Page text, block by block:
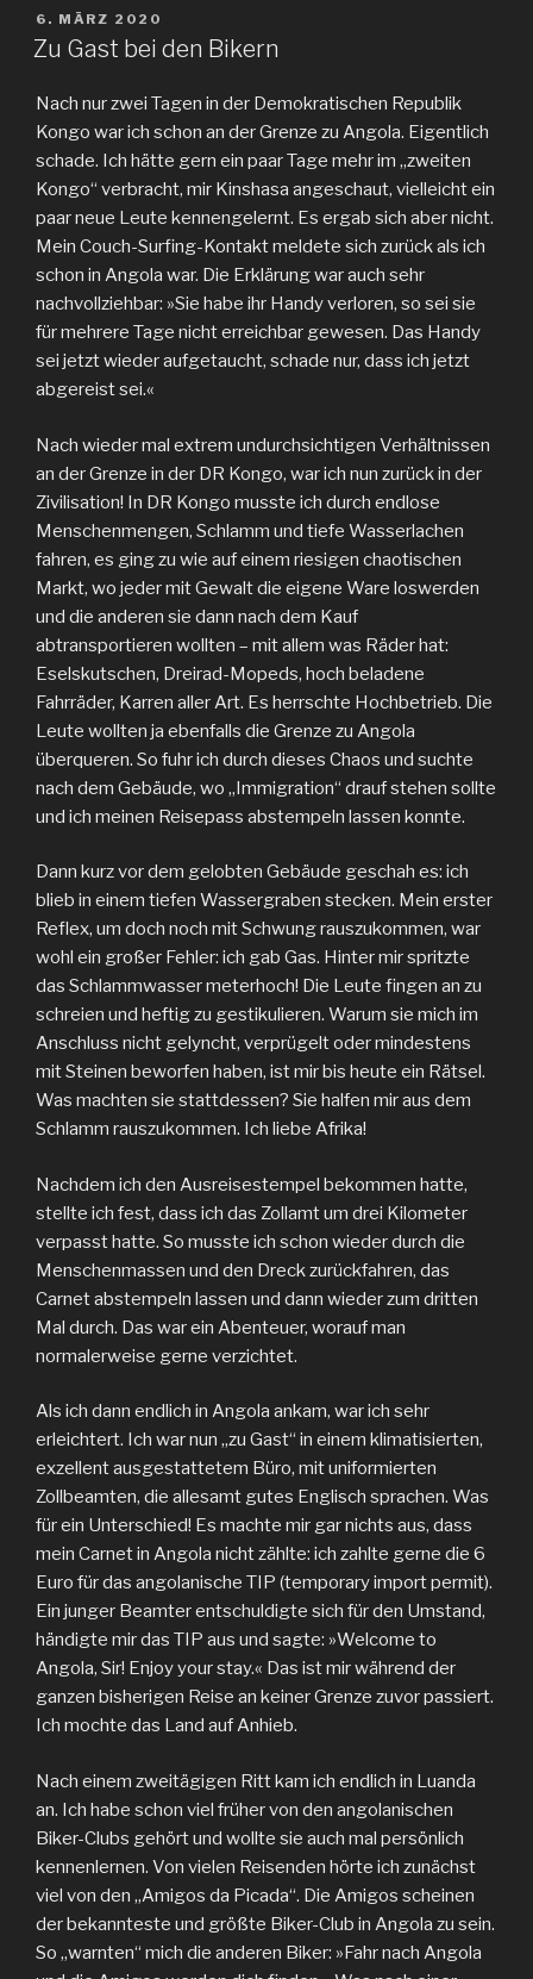
VERÖFFENTLICHT
AM
6. MÄRZ 2020
Zu Gast bei den Bikern
Nach nur zwei Tagen in der Demokratischen Republik
Kongo war ich schon an der Grenze zu Angola. Eigentlich
schade. Ich hätte gern ein paar Tage mehr im „zweiten
Kongo“ verbracht, mir Kinshasa angeschaut, vielleicht ein
paar neue Leute kennengelernt. Es ergab sich aber nicht.
Mein Couch-Surfing-Kontakt meldete sich zurück als ich
schon in Angola war. Die Erklärung war auch sehr
nachvollziehbar: »Sie habe ihr Handy verloren, so sei sie
für mehrere Tage nicht erreichbar gewesen. Das Handy
sei jetzt wieder aufgetaucht, schade nur, dass ich jetzt
abgereist sei.«
Nach wieder mal extrem undurchsichtigen Verhältnissen
an der Grenze in der DR Kongo, war ich nun zurück in der
Zivilisation! In DR Kongo musste ich durch endlose
Menschenmengen, Schlamm und tiefe Wasserlachen
fahren, es ging zu wie auf einem riesigen chaotischen
Markt, wo jeder mit Gewalt die eigene Ware loswerden
und die anderen sie dann nach dem Kauf
abtransportieren wollten – mit allem was Räder hat:
Eselskutschen, Dreirad-Mopeds, hoch beladene
Fahrräder, Karren aller Art. Es herrschte Hochbetrieb. Die
Leute wollten ja ebenfalls die Grenze zu Angola
überqueren. So fuhr ich durch dieses Chaos und suchte
nach dem Gebäude, wo „Immigration“ drauf stehen sollte
und ich meinen Reisepass abstempeln lassen konnte.
Dann kurz vor dem gelobten Gebäude geschah es: ich
blieb in einem tiefen Wassergraben stecken. Mein erster
Reflex, um doch noch mit Schwung rauszukommen, war
wohl ein großer Fehler: ich gab Gas. Hinter mir spritzte
das Schlammwasser meterhoch! Die Leute fingen an zu
schreien und heftig zu gestikulieren. Warum sie mich im
Anschluss nicht gelyncht, verprügelt oder mindestens
mit Steinen beworfen haben, ist mir bis heute ein Rätsel.
Was machten sie stattdessen? Sie halfen mir aus dem
Schlamm rauszukommen. Ich liebe Afrika!
Nachdem ich den Ausreisestempel bekommen hatte,
stellte ich fest, dass ich das Zollamt um drei Kilometer
verpasst hatte. So musste ich schon wieder durch die
Menschenmassen und den Dreck zurückfahren, das
Carnet abstempeln lassen und dann wieder zum dritten
Mal durch. Das war ein Abenteuer, worauf man
normalerweise gerne verzichtet.
Als ich dann endlich in Angola ankam, war ich sehr
erleichtert. Ich war nun „zu Gast“ in einem klimatisierten,
exzellent ausgestattetem Büro, mit uniformierten
Zollbeamten, die allesamt gutes Englisch sprachen. Was
für ein Unterschied! Es machte mir gar nichts aus, dass
mein Carnet in Angola nicht zählte: ich zahlte gerne die 6
Euro für das angolanische TIP (temporary import permit).
Ein junger Beamter entschuldigte sich für den Umstand,
händigte mir das TIP aus und sagte: »Welcome to
Angola, Sir! Enjoy your stay.« Das ist mir während der
ganzen bisherigen Reise an keiner Grenze zuvor passiert.
Ich mochte das Land auf Anhieb.
Nach einem zweitägigen Ritt kam ich endlich in Luanda
an. Ich habe schon viel früher von den angolanischen
Biker-Clubs gehört und wollte sie auch mal persönlich
kennenlernen. Von vielen Reisenden hörte ich zunächst
viel von den „Amigos da Picada“. Die Amigos scheinen
der bekannteste und größte Biker-Club in Angola zu sein.
So „warnten“ mich die anderen Biker: »Fahr nach Angola